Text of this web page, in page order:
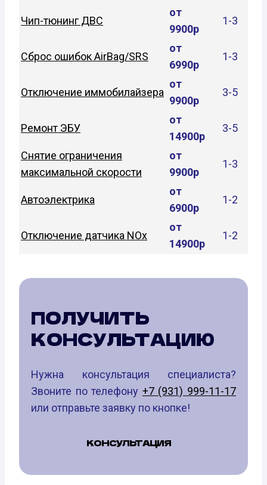
Чип-тюнинг ДВС
от
9900р
1-3
Сброс ошибок AirBag/SRS
от
6990р
1-3
Отключение иммобилайзера
от
9900р
3-5
Ремонт ЭБУ
от
14900р
3-5
Снятие ограничения
максимальной скорости
от
9900р
1-3
Автоэлектрика
от
6900р
1-2
Отключение датчика NOx
от
14900р
1-2
ПОЛУЧИТЬ
КОНСУЛЬТАЦИЮ
Нужна консультация специалиста?
Звоните по телефону +7 (931) 999-11-17
или отправьте заявку по кнопке!
КОНСУЛЬТАЦИЯ